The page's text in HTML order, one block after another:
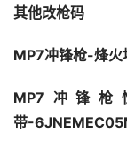
其他改枪码
MP7冲锋枪-烽
MP7冲锋
带-